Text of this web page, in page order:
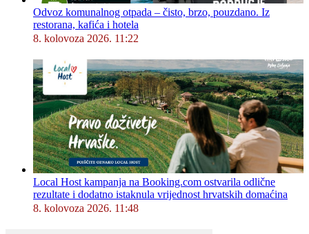
Odvoz komunalnog otpada – čisto, brzo, pouzdano. Iz
restorana, kafića i hotela
8. kolovoza 2026. 11:22
Local Host kampanja na Booking.com ostvarila odlične
rezultate i dodatno istaknula vrijednost hrvatskih domaćina
8. kolovoza 2026. 11:48